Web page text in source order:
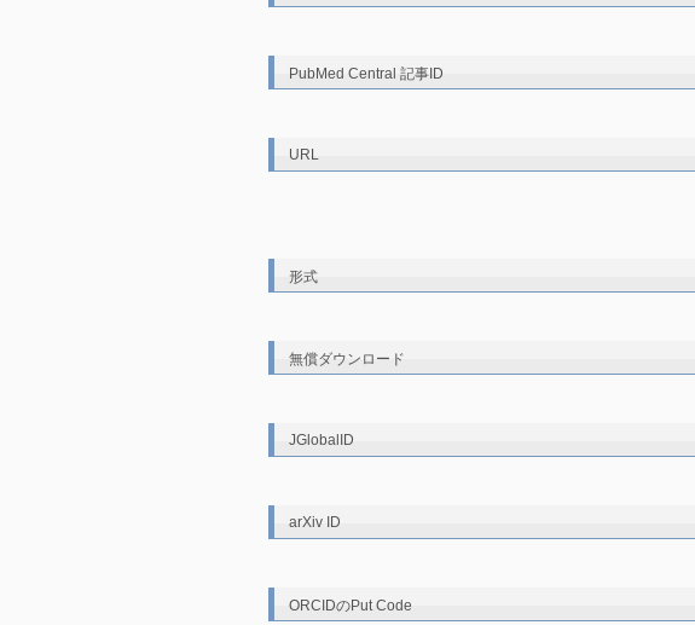
PubMed Central 記事ID
URL
形式
無償ダウンロード
JGlobalID
arXiv ID
ORCIDのPut Code